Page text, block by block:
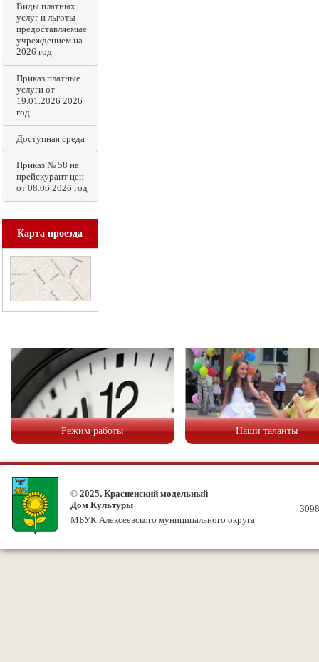
Виды платных
услуг и льготы
предоставляемые
учреждением на
2026 год
Приказ платные
услуги от
19.01.2026 2026
год
Доступная среда
Приказ № 58 на
прейскурант цен
от 08.06.2026 год
Карта проезда
Режим работы Наши таланты
© 2025, Красненский модельный
Дом Культуры
МБУК Алексеевского муниципального округа